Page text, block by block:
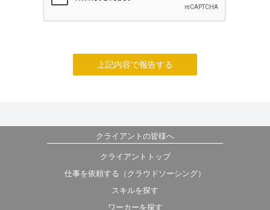
上記内容で報告する
クライアントの皆様へ
クライアントトップ
仕事を依頼する（クラウドソーシング）
スキルを探す
ワーカーを探す